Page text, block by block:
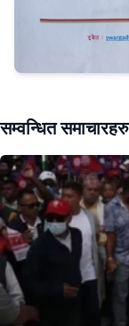
सम्वन्धित समाचारहरु